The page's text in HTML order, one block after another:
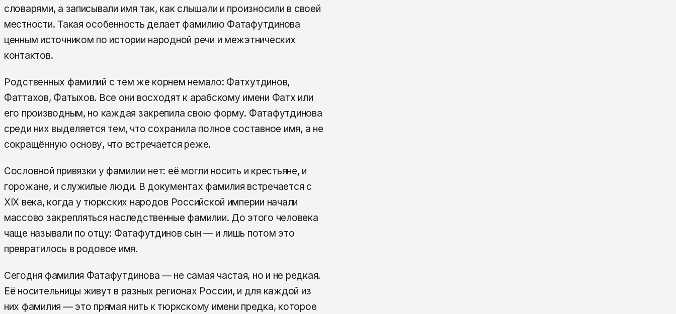
словарями, а записывали имя так, как слышали и произносили в своей
местности. Такая особенность делает фамилию Фатафутдинова
ценным источником по истории народной речи и межэтнических
контактов.
Родственных фамилий с тем же корнем немало: Фатхутдинов,
Фаттахов, Фатыхов. Все они восходят к арабскому имени Фатх или
его производным, но каждая закрепила свою форму. Фатафутдинова
среди них выделяется тем, что сохранила полное составное имя, а не
сокращённую основу, что встречается реже.
Сословной привязки у фамилии нет: её могли носить и крестьяне, и
горожане, и служилые люди. В документах фамилия встречается с
XIX века, когда у тюркских народов Российской империи начали
массово закрепляться наследственные фамилии. До этого человека
чаще называли по отцу: Фатафутдинов сын — и лишь потом это
превратилось в родовое имя.
Сегодня фамилия Фатафутдинова — не самая частая, но и не редкая.
Её носительницы живут в разных регионах России, и для каждой из
них фамилия — это прямая нить к тюркскому имени предка, которое